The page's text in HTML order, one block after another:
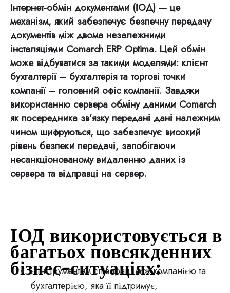
Інтернет-обмін документами (ІОД) — це
механізм, який забезпечує безпечну передачу
документів між двома незалежними
інсталяціями Comarch ERP Optima. Цей обмін
може відбуватися за такими моделями: клієнт
бухгалтерії – бухгалтерія та торгові точки
компанії – головний офіс компанії. Завдяки
використанню сервера обміну даними Comarch
як посередника зв’язку передані дані належним
чином шифруються, що забезпечує високий
рівень безпеки передачі, запобігаючи
несанкціонованому видаленню даних із
сервера та відправці на сервер.
ІОД використовується в
багатьох повсякденних
бізнес-ситуаціях:
є інструментом співпраці між компанією та
бухгалтерією, яка її підтримує,